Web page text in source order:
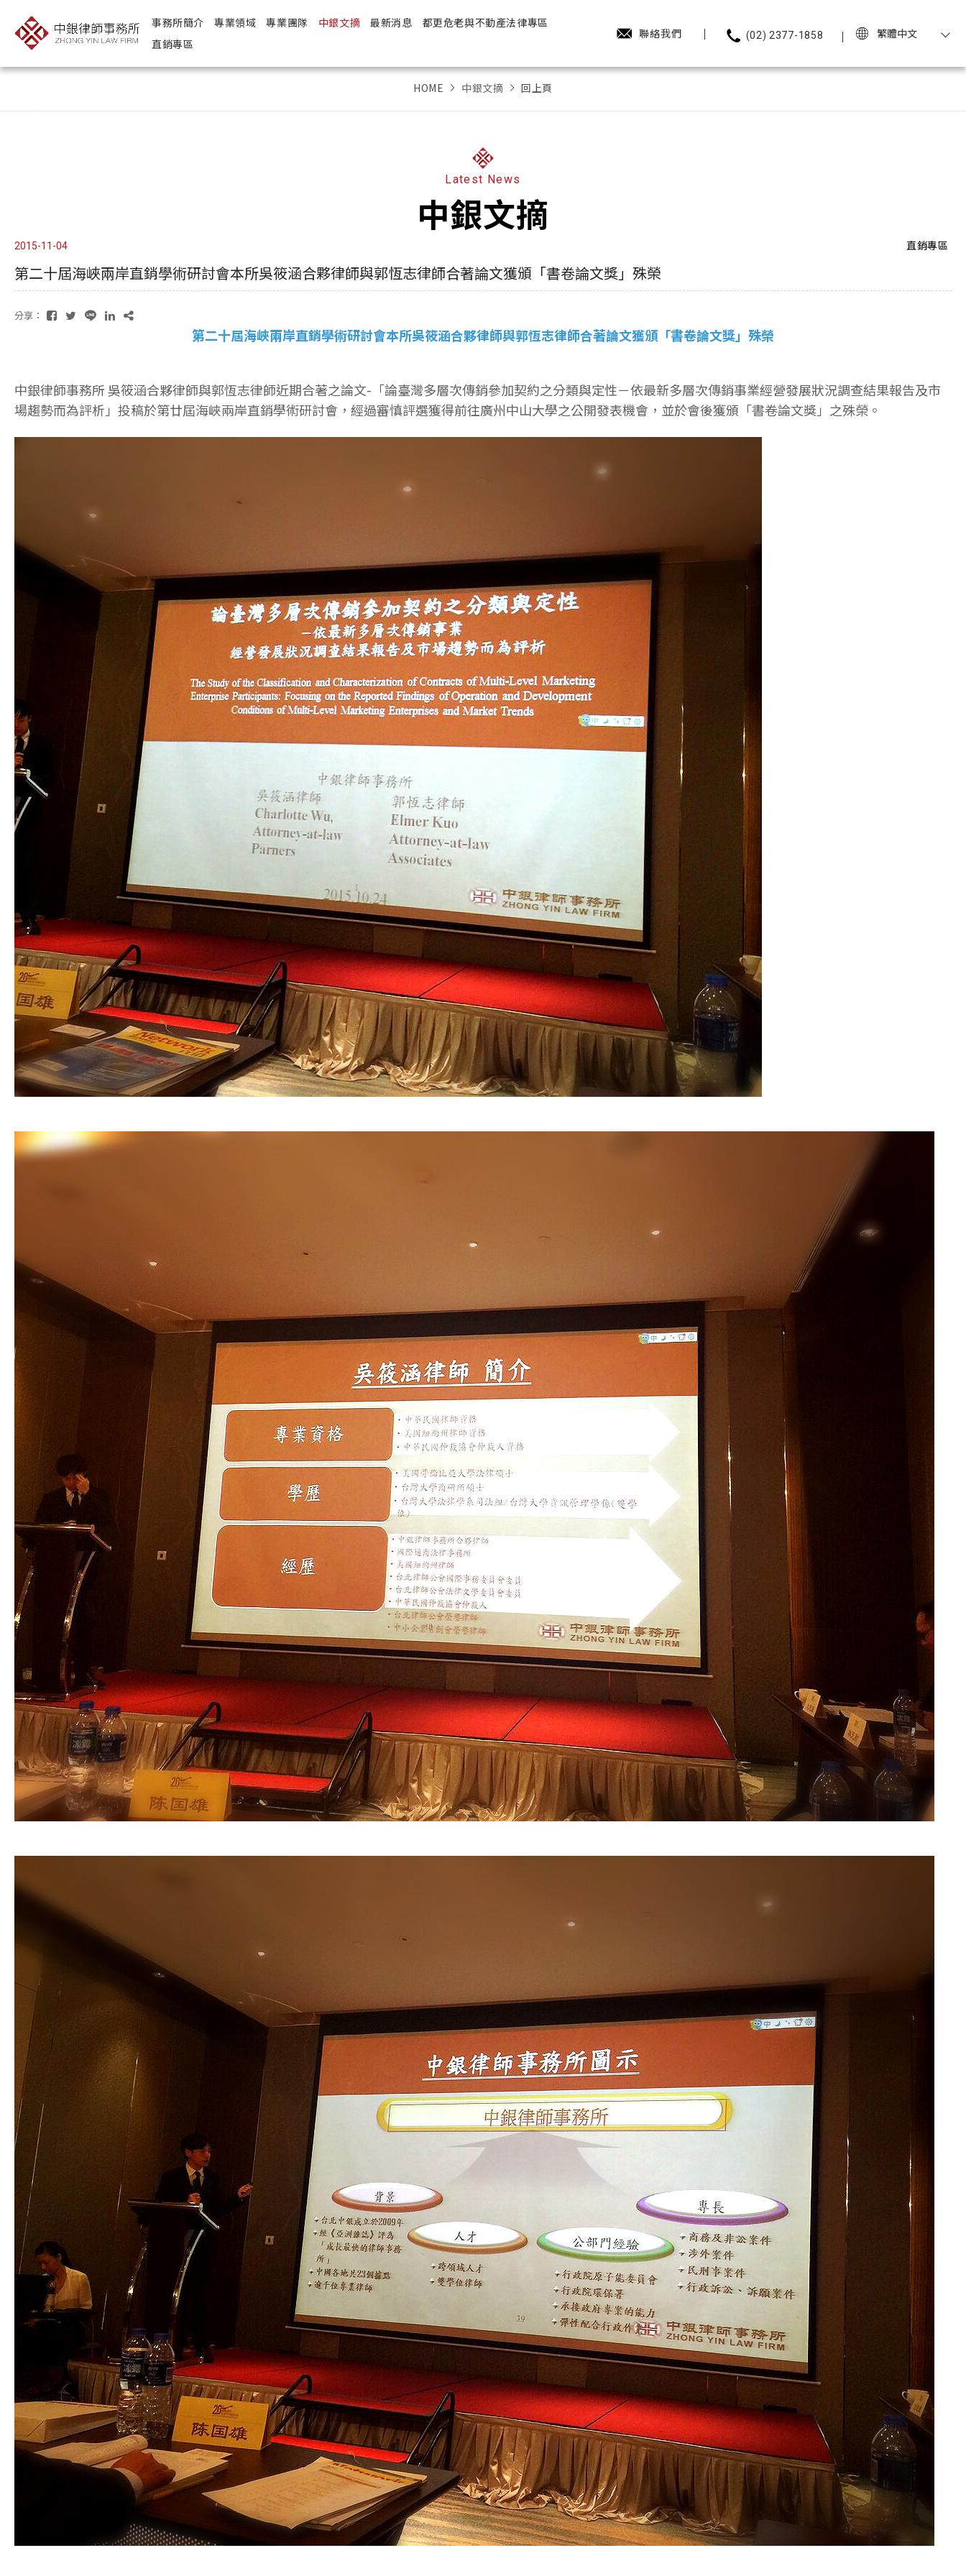
事務所簡介 專業領域 專業團隊 中銀文摘 最新消息
都更危老與不動產法律專區
直銷專區
聯絡我們 (02) 2377-1858 繁體中文
Copyright ©
2026
Design
by
HOME 中銀文摘 回上頁
Latest News
中銀文摘
2015-11-04 直銷專區
第二十屆海峽兩岸直銷學術研討會本所吳筱涵合夥律師與郭恆志律師合著論文獲頒「書卷論文獎」殊榮
分享：
第二十屆海峽兩岸直銷學術研討會本所吳筱涵合夥律師與郭恆志律師合著論文獲頒「書卷論文獎」殊榮
中銀律師事務所 吳筱涵合夥律師與郭恆志律師近期合著之論文-「論臺灣多層次傳銷參加契約之分類與定性－依最新多層次傳銷事業經營發展狀況調查結果報告及市
場趨勢而為評析」投稿於第廿屆海峽兩岸直銷學術研討會，經過審慎評選獲得前往廣州中山大學之公開發表機會，並於會後獲頒「書卷論文獎」之殊榮。